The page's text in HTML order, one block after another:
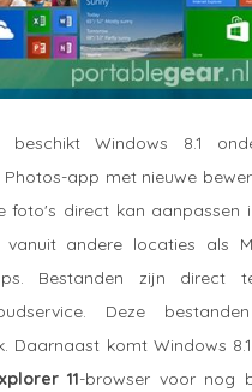
beschikt Windows 8.1
Photos-app met nieuwe
foto's direct kan aanpassen
vanuit andere locaties als
Bestanden zijn direct
Deze
Daarnaast komt Windows
11-browser voor nog